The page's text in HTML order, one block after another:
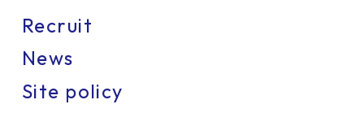
Recruit
News
Site policy